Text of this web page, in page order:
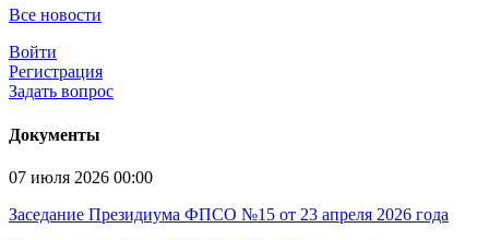
Все новости
Войти
Регистрация
Задать вопрос
Документы
07 июля 2026 00:00
Заседание Президиума ФПСО №15 от 23 апреля 2026 года